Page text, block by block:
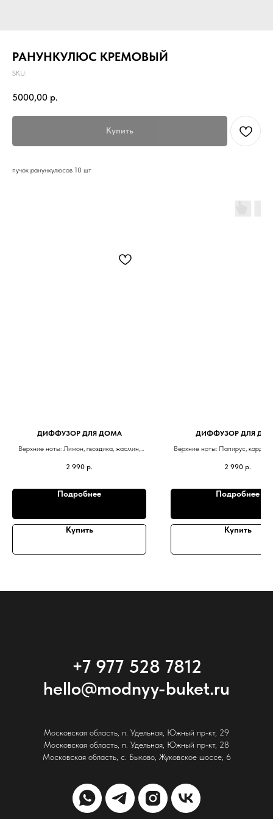
РАНУНКУЛЮС КРЕМОВЫЙ
SKU:
5000,00 р.
Купить
пучок ранункулюсов 10 шт
ДИФФУЗОР ДЛЯ ДОМА
Верхние ноты: Лимон, гвоздика, жасмин,
Средние ноты: Грейпфрут, ананас
мускус, пачули, сандал
2 990 р.
Подробнее
Купить
ДИФФУЗОР ДЛЯ
Верхние ноты: Папирус,
Базовые ноты: Кедр,
2 990 р.
Подробнее
Купить
+7 977 528 7812
hello@modnyy-buket.ru
Московская область, п. Удельная, Южный пр-кт, 29
Московская область, п. Удельная, Южный пр-кт, 28
Московская область, с. Быково, Жуковское шоссе, 6